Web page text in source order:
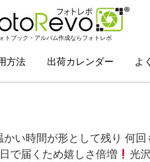
トブック・アルバム作成ならフォトレボ
方法 出荷カレンダー よ
い時間が形として残り 何
で届くため嬉しさ倍増
光